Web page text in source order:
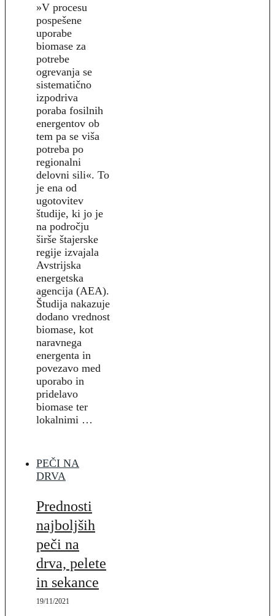
»V procesu
pospešene
uporabe
biomase za
potrebe
ogrevanja se
sistematično
izpodriva
poraba fosilnih
energentov ob
tem pa se viša
potreba po
regionalni
delovni sili«. To
je ena od
ugotovitev
študije, ki jo je
na področju
širše štajerske
regije izvajala
Avstrijska
energetska
agencija (AEA).
Študija nakazuje
dodano vrednost
biomase, kot
naravnega
energenta in
povezavo med
uporabo in
pridelavo
biomase ter
lokalnimi …
PEČI NA
DRVA
Prednosti
najboljših
peči na
drva, pelete
in sekance
19/11/2021